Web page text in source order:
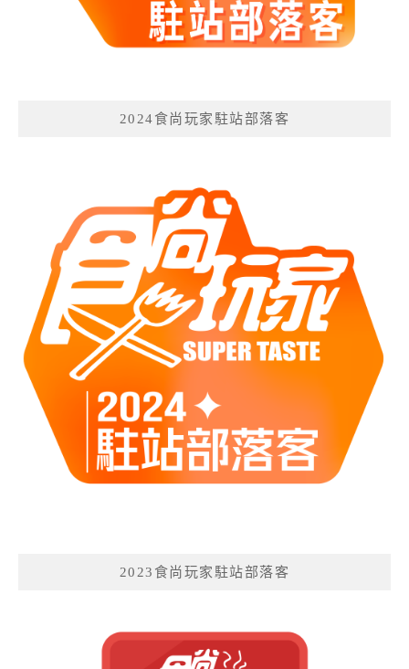
2024食尚玩家駐站部落客
2023食尚玩家駐站部落客